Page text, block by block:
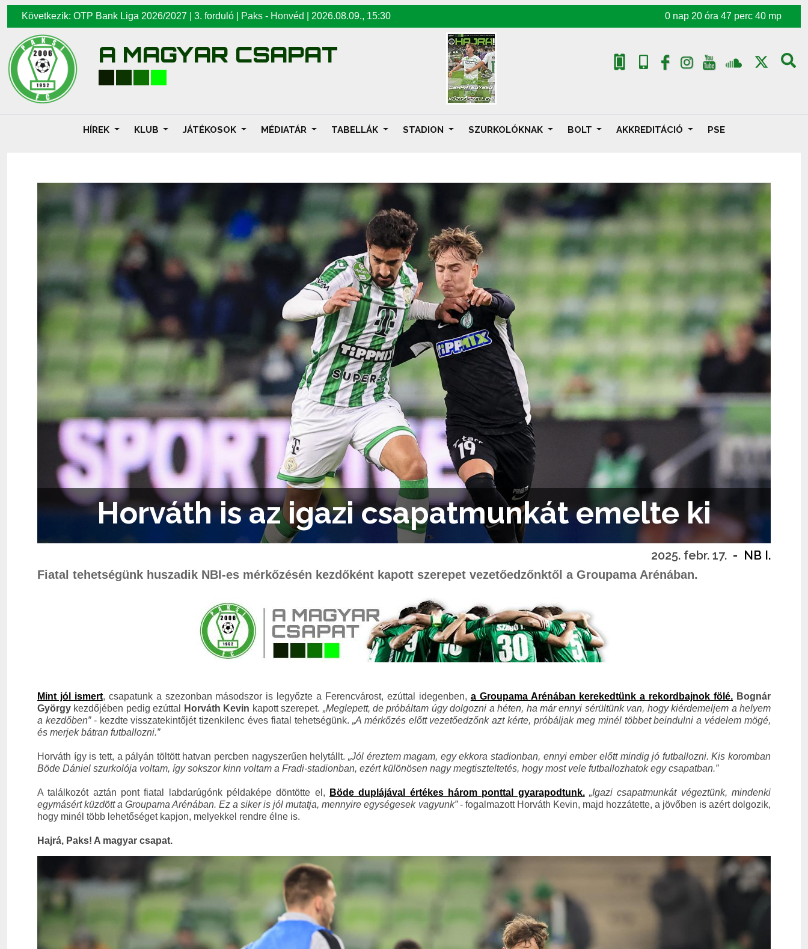
Következik: OTP Bank Liga 2026/2027 | 3. forduló | Paks - Honvéd 2026.08.09., 15:30 0 nap 20 óra 47 perc 38 mp
A MAGYAR CSAPAT
HÍREK KLUB JÁTÉKOSOK MÉDIATÁR TABELLÁK STADION SZURKOLÓKNAK BOLT AKKREDITÁCIÓ PSE
Horváth is az igazi csapatmunkát emelte ki
2025. febr. 17. - NB I.
Fiatal tehetségünk huszadik NBI-es mérkőzésén kezdőként kapott szerepet vezetőedzőnktől a Groupama Arénában.
Mint jól ismert, csapatunk a szezonban másodszor is legyőzte a Ferencvárost, ezúttal idegenben, a Groupama Arénában kerekedtünk a rekordbajnok fölé. Bognár
György kezdőjében pedig ezúttal Horváth Kevin kapott szerepet. „Meglepett, de próbáltam úgy dolgozni a héten, ha már ennyi sérültünk van, hogy kiérdemeljem a helyem
a kezdőben”- kezdte visszatekintőjét tizenkilenc éves fiatal tehetségünk. „A mérkőzés előtt vezetőedzőnk azt kérte, próbáljak meg minél többet beindulni a védelem mögé,
és merjek bátran futballozni.”
Horváth így is tett, a pályán töltött hatvan percben nagyszerűen helytállt. „Jól éreztem magam, egy ekkora stadionban, ennyi ember előtt mindig jó futballozni. Kis koromban
Böde Dániel szurkolója voltam, így sokszor kinn voltam a Fradi-stadionban, ezért különösen nagy megtiszteltetés, hogy most vele futballozhatok egy csapatban.”
A találkozót aztán pont fiatal labdarúgónk példaképe döntötte el, Böde duplájával értékes három ponttal gyarapodtunk. „Igazi csapatmunkát végeztünk, mindenki
egymásért küzdött a Groupama Arénában. Ez a siker is jól mutatja, mennyire egységesek vagyunk”- fogalmazott Horváth Kevin, majd hozzátette, a jövőben is azért dolgozik,
hogy minél több lehetőséget kapjon, melyekkel rendre élne is.
Hajrá, Paks! A magyar csapat.